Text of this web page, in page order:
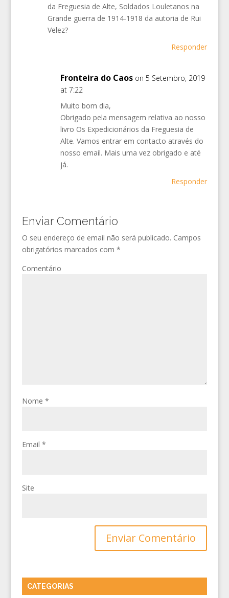
da Freguesia de Alte, Soldados Louletanos na
Grande guerra de 1914-1918 da autoria de Rui
Velez?
Responder
Fronteira do Caos on 5 Setembro, 2019
at 7:22
Muito bom dia,
Obrigado pela mensagem relativa ao nosso
livro Os Expedicionários da Freguesia de
Alte. Vamos entrar em contacto através do
nosso email. Mais uma vez obrigado e até
já.
Responder
Enviar Comentário
O seu endereço de email não será publicado. Campos
obrigatórios marcados com *
Comentário
Nome *
Email *
Site
CATEGORIAS